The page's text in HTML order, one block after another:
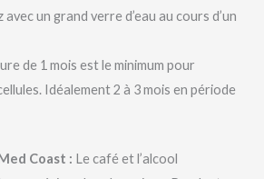
avec un grand verre d’eau au cours d’un
de 1 mois est le minimum pour
Idéalement 2 à 3 mois en période
Coast : Le café et l’alcool